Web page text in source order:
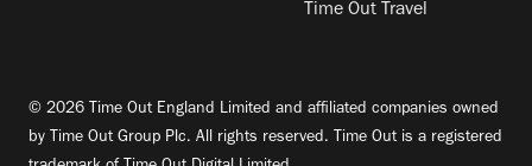
Time Out Travel
© 2026 Time Out England Limited and affiliated companies owned
by Time Out Group Plc. All rights reserved. Time Out is a registered